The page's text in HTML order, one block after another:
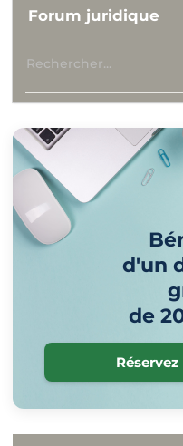
Forum juridique
d'un
de